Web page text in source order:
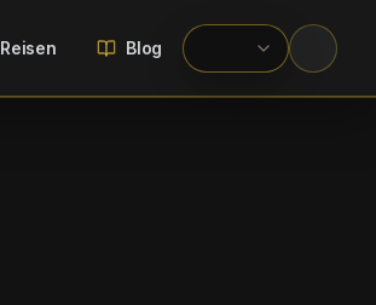
Reisen Blog